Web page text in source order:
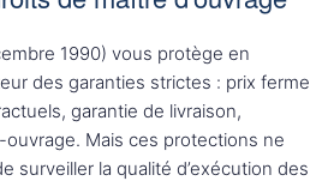
1990) vous protège en
des garanties strictes : prix ferme
garantie de livraison,
Mais ces protections ne
surveiller la qualité d’exécution des